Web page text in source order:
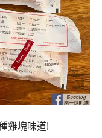
雞塊味道!